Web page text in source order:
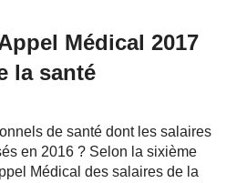
Médical 2017
la santé
de santé dont les salaires
en 2016 ? Selon la sixième
Médical des salaires de la